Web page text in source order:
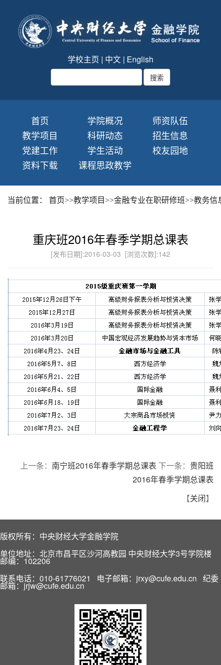
学校主页 | 中文 | English
首页 学院概况
师资队伍
教学项目
科研动态
招生信息
党建工作
学生活动
校友园地
资料下载
课程思政教学
当前位置： 首页>>教学项目>>金融专业在职研修班>>教务信
重庆班2016年春季学期总课表
[发布日期]:2016-03-03 [浏览次数]:142
上一条： 南宁班2016年春季学期总课表 下一条： 贵阳班
2016年春季学期总课表
【关闭】
版权所有：中央财经大学金融学院
单位地址：北京市昌平区沙河高教园 中央财经大学3号学院楼
邮编：102206
联系电话：010-61776021 电子邮箱：jrxy@cufe.edu.cn 纪委
邮箱：jrjw@cufe.edu.cn